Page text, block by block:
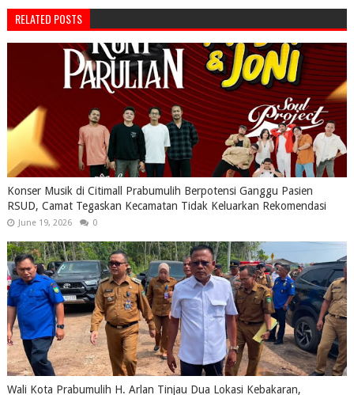
RELATED POSTS
Konser Musik di Citimall Prabumulih Berpotensi Ganggu Pasien
RSUD, Camat Tegaskan Kecamatan Tidak Keluarkan Rekomendasi
June 19, 2026 0
Wali Kota Prabumulih H. Arlan Tinjau Dua Lokasi Kebakaran,